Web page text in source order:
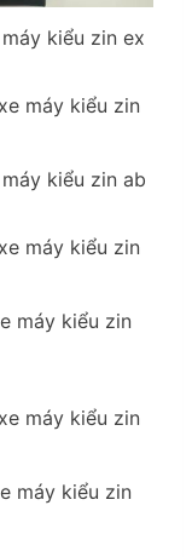
kiểu zin ex
kiểu zin ab
máy kiểu zin
máy kiểu zin